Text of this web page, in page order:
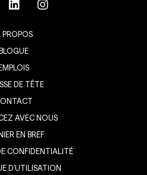
PROPOS
DE TÊTE
AVEC NOUS
EN BREF
CONFIDENTIALITÉ
D’UTILISATION